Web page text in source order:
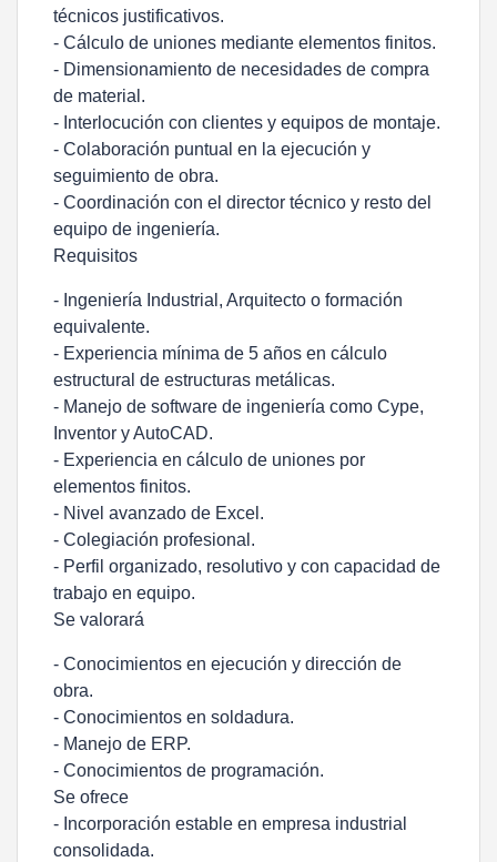
técnicos justificativos.
- Cálculo de uniones mediante elementos finitos.
- Dimensionamiento de necesidades de compra
de material.
- Interlocución con clientes y equipos de montaje.
- Colaboración puntual en la ejecución y
seguimiento de obra.
- Coordinación con el director técnico y resto del
equipo de ingeniería.
Requisitos
- Ingeniería Industrial, Arquitecto o formación
equivalente.
- Experiencia mínima de 5 años en cálculo
estructural de estructuras metálicas.
- Manejo de software de ingeniería como Cype,
Inventor y AutoCAD.
- Experiencia en cálculo de uniones por
elementos finitos.
- Nivel avanzado de Excel.
- Colegiación profesional.
- Perfil organizado, resolutivo y con capacidad de
trabajo en equipo.
Se valorará
- Conocimientos en ejecución y dirección de
obra.
- Conocimientos en soldadura.
- Manejo de ERP.
- Conocimientos de programación.
Se ofrece
- Incorporación estable en empresa industrial
consolidada.